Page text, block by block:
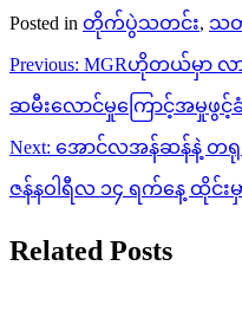
Posted in တိုက်ပွဲသတင်း, သ
Post
navigation
Previous: MGRဟိုတယ်မှာ လ
ဆမီးလောင်မှုကြောင့်အမှုဖွင့်
Next: အောင်လအန်ဆန်နဲ့ တရု
ဇန်နဝါရီလ ၁၄ ရက်နေ့ ထိုင်
Related Posts